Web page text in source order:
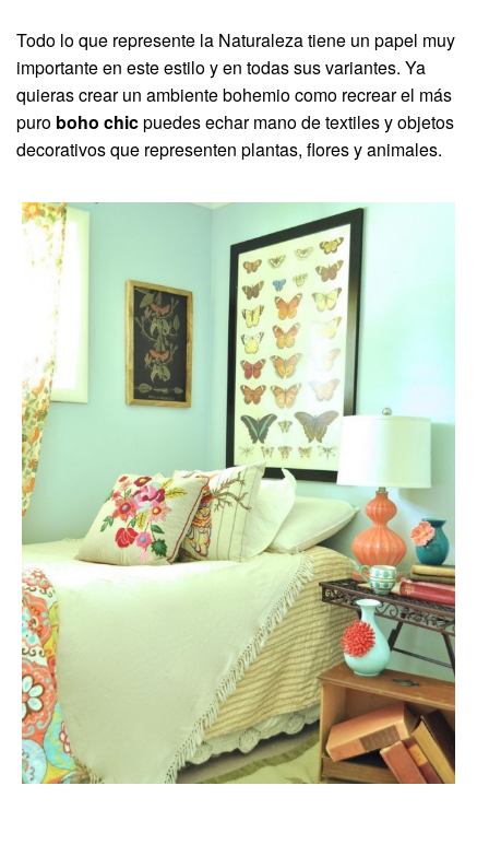
Todo lo que represente la Naturaleza tiene un papel muy
importante en este estilo y en todas sus variantes. Ya
quieras crear un ambiente bohemio como recrear el más
puro boho chicpuedes echar mano de textiles y objetos
decorativos que representen plantas, flores y animales.